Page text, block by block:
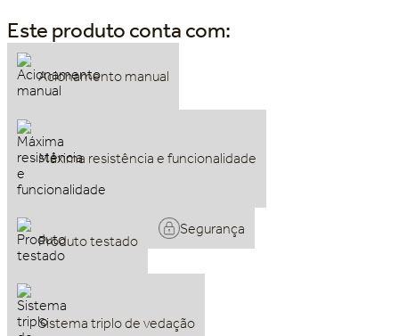
Este produto conta com:
Acionamento manual
Máxima resistência e funcionalidade
Produto testado
Segurança
Sistema triplo de vedação